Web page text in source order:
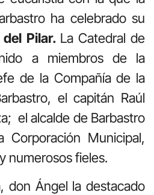
ha celebrado su
Pilar. La Catedral de
a miembros de la
de la Compañía de la
el capitán Raúl
el alcalde de Barbastro
Municipal,
numerosos fieles.
don Ángel la destacado